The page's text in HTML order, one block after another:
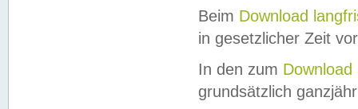
Beim Download
in gesetzlicher Zeit
In den zum Download
grundsätzlich